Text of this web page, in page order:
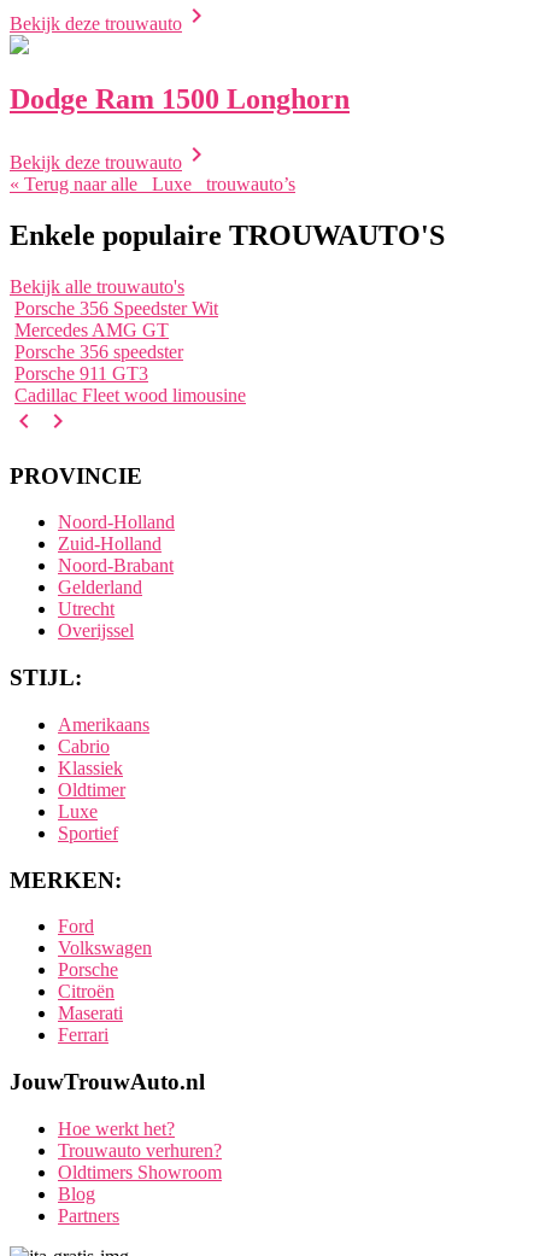
Bekijk deze trouwauto chevron_right
Dodge Ram 1500 Longhorn
Bekijk deze trouwauto chevron_right
« Terug naar alle Luxe trouwauto’s
Enkele populaire TROUWAUTO'S
Bekijk alle trouwauto's
Porsche 356 Speedster Wit
Mercedes AMG GT
Porsche 356 speedster
Porsche 911 GT3
Cadillac Fleet wood limousine
navigate_before navigate_next
PROVINCIE
Noord-Holland
Zuid-Holland
Noord-Brabant
Gelderland
Utrecht
Overijssel
STIJL:
Amerikaans
Cabrio
Klassiek
Oldtimer
Luxe
Sportief
MERKEN:
Ford
Volkswagen
Porsche
Citroën
Maserati
Ferrari
JouwTrouwAuto.nl
Hoe werkt het?
Trouwauto verhuren?
Oldtimers Showroom
Blog
Partners